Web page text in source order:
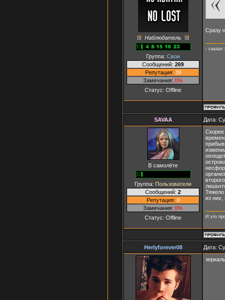
Наблюдатель
Группа: Свои
Сообщений: 269
Репутация: 39
Замечания: 0%
Статус: Offline
Сразу
- сказал
SAVAA Дата:
В самолёте
Группа: Пользователи
Сообщений: 2
Репутация: 0
Замечания: 0%
Статус: Offline
Скорее
Тяжело
из них,
И это
Herlyforever08
Дата: